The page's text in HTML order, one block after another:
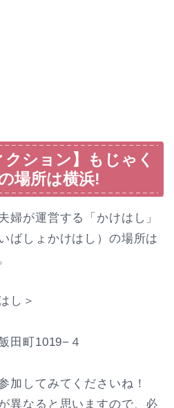
クション】もじゃく
場所は横浜!
婦が運営する「かけはし」
ばしょかけはし）の場所は
し＞
田町1019−４
加してみてくださいね！
異なると思いますので、必